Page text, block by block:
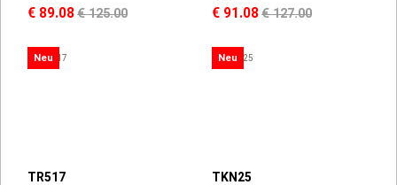
€ 89.08€ 125.00 € 91.08€ 127.00
Neu
TR517
Neu
TKN25